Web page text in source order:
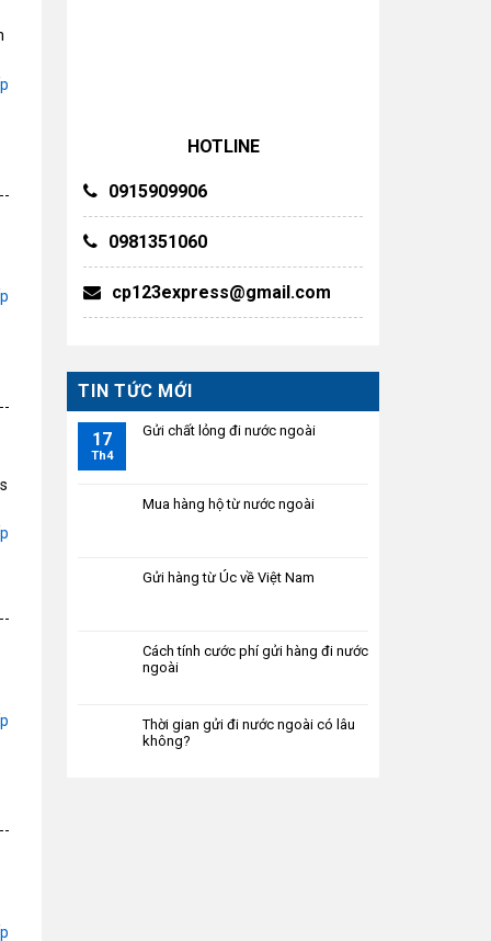
HOTLINE
0915909906
0981351060
cp123express@gmail.com
TIN TỨC MỚI
17
Th4
Gửi chất lỏng đi nước ngoài
Mua hàng hộ từ nước ngoài
Gửi hàng từ Úc về Việt Nam
Cách tính cước phí gửi hàng đi nước
ngoài
Thời gian gửi đi nước ngoài có lâu
không?